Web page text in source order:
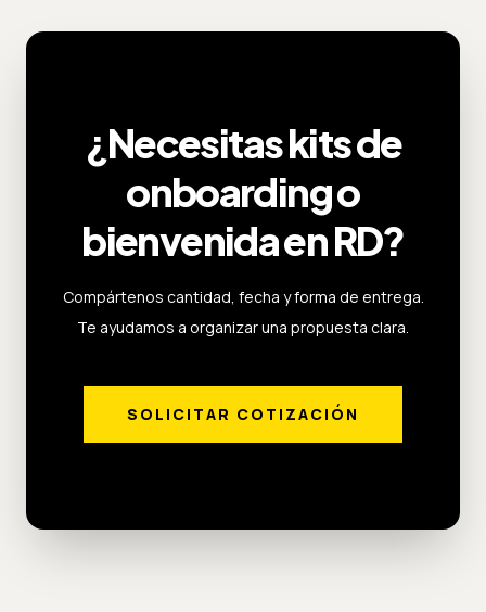
¿Necesitas kits de
onboarding o
bienvenida en RD?
Compártenos cantidad, fecha y forma de entrega.
Te ayudamos a organizar una propuesta clara.
SOLICITAR COTIZACIÓN